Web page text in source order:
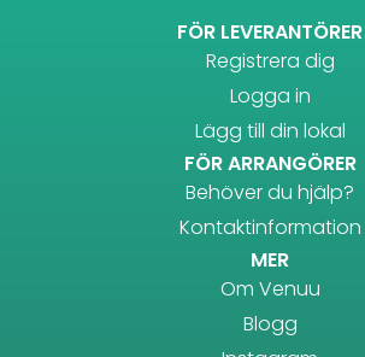
FÖR LEVERANTÖRER
Registrera dig
Logga in
Lägg till din lokal
FÖR ARRANGÖRER
Behöver du hjälp?
Kontaktinformation
MER
Om Venuu
Blogg